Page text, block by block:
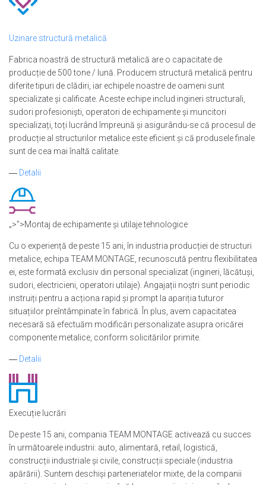
Uzinare structură metalică
Fabrica noastră de structură metalică are o capacitate de
producție de 500 tone / lună. Producem structură metalică pentru
diferite tipuri de clădiri, iar echipele noastre de oameni sunt
specializate și calificate. Aceste echipe includ ingineri structurali,
sudori profesioniști, operatori de echipamente și muncitori
specializați, toți lucrând împreună și asigurându-se că procesul de
producție al structurilor metalice este eficient și că produsele finale
sunt de cea mai înaltă calitate.
― Detalii
„>”>Montaj de echipamente și utilaje tehnologice
Cu o experiență de peste 15 ani, în industria producției de structuri
metalice, echipa TEAM MONTAGE, recunoscută pentru flexibilitatea
ei, este formată exclusiv din personal specializat (ingineri, lăcătuși,
sudori, electricieni, operatori utilaje). Angajații noștri sunt periodic
instruiți pentru a acționa rapid și prompt la apariția tuturor
situațiilor preîntâmpinate în fabrică. În plus, avem capacitatea
necesară să efectuăm modificări personalizate asupra oricărei
componente metalice, conform solicitărilor primite.
― Detalii
Execuție lucrări
De peste 15 ani, compania TEAM MONTAGE activează cu succes
în următoarele industrii: auto, alimentară, retail, logistică,
construcții industriale și civile, construcții speciale (industria
apărării). Suntem deschiși parteneriatelor mixte, de la companii